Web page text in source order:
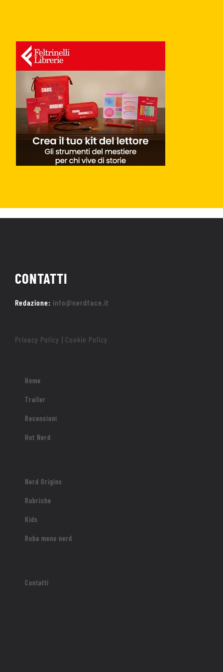
CONTATTI
Redazione: info@nerdface.it
Privacy Policy | Cookie Policy
Home
Trailer
Recensioni
Hot Nerd
Nerd Origins
Rubriche
Kids
Roba meno nerd
Contatti